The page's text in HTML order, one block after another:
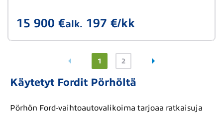
15 900 €alk. 197 €/kk
1 2
Käytetyt Fordit Pörhöltä
Pörhön Ford-vaihtoautovalikoima tarjoaa ratkaisuja